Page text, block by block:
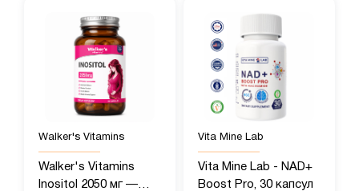
Walker's Vitamins
Walker's Vitamins
Inositol 2050 мг —
Vita Mine Lab
Vita Mine Lab - NAD+
Boost Pro, 30 капсул